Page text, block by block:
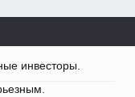
инвесторы.